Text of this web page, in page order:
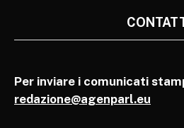
Per inviare i comunicati
redazione@agenparl.eu